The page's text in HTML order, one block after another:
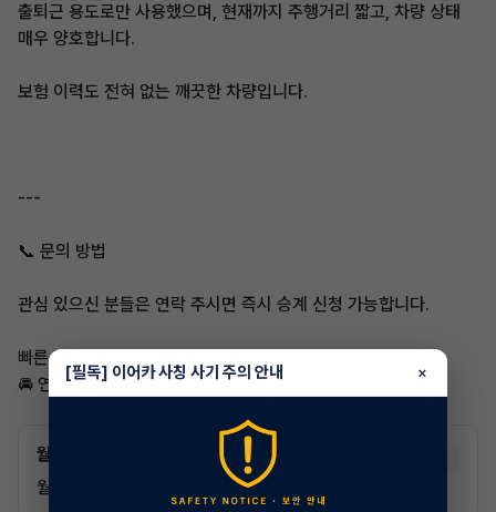
출퇴근 용도로만 사용했으며, 현재까지 주행거리 짧고, 차량 상태
매우 양호합니다.
보험 이력도 전혀 없는 깨끗한 차량입니다.
---
📞 문의 방법
관심 있으신 분들은 연락 주시면 즉시 승계 신청 가능합니다.
빠른 진행 원하시는 분들 환영합니다!
🚘 연락 주세요!
월 납입금
월 원 X 36개월
[필독] 이어카 사칭 사기 주의 안내 ×